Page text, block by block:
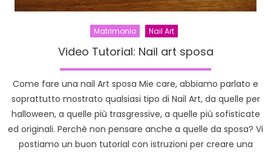
Matrimonio Nail Art
Video Tutorial: Nail art sposa
Come fare una nail Art sposa Mie care, abbiamo parlato e
soprattutto mostrato qualsiasi tipo di Nail Art, da quelle per
halloween, a quelle più trasgressive, a quelle più sofisticate
ed originali. Perchè non pensare anche a quelle da sposa? Vi
postiamo un buon tutorial con istruzioni per creare una